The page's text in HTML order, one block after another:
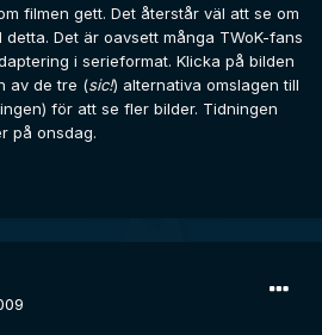
filmen gett. Det återstår väl att se om
Det är oavsett många TWoK-fans
i serieformat. Klicka på bilden
av de tre (sic!) alternativa omslagen till
för att se fler bilder. Tidningen
på onsdag.